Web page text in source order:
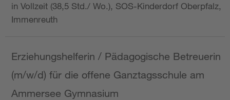
in Vollzeit (38,5 Std./ Wo.), SOS-Kinderdorf Oberpfalz,
Immenreuth
Erziehungshelferin / Pädagogische Betreuerin
(m/w/d) für die offene Ganztagsschule am
Ammersee Gymnasium